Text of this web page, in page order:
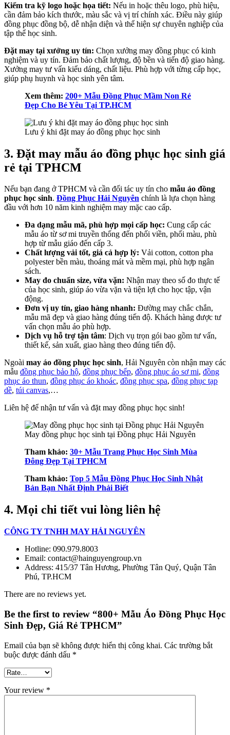
Kiểm tra kỹ logo hoặc họa tiết: Nếu in hoặc thêu logo, phù hiệu,
cần đảm bảo kích thước, màu sắc và vị trí chính xác. Điều này giúp
đồng phục đồng bộ, dễ nhận diện và thể hiện sự chuyên nghiệp của
tập thể học sinh.
Đặt may tại xưởng uy tín: Chọn xưởng may đồng phục có kinh
nghiệm và uy tín. Đảm bảo chất lượng, độ bền và tiến độ giao hàng.
Xưởng may tư vấn kiểu dáng, chất liệu. Phù hợp với từng cấp học,
giúp phụ huynh và học sinh yên tâm.
Xem thêm: 200+ Mẫu Đồng Phục Mầm Non Rẻ
Đẹp Cho Bé Yêu Tại TP.HCM
Lưu ý khi đặt may áo đồng phục học sinh
3. Đặt may mẫu áo đồng phục học sinh giá
rẻ tại TPHCM
Nếu bạn đang ở TPHCM và cần đối tác uy tín cho mẫu áo đồng
phục học sinh. Đồng Phục Hải Nguyên chính là lựa chọn hàng
đầu với hơn 10 năm kinh nghiệm may mặc cao cấp.
Đa dạng mẫu mã, phù hợp mọi cấp học: Cung cấp các
mẫu áo từ sơ mi truyền thống đến phối viền, phối màu, phù
hợp từ mẫu giáo đến cấp 3.
Chất lượng vải tốt, giá cả hợp lý: Vải cotton, cotton pha
polyester bền màu, thoáng mát và mềm mại, phù hợp ngân
sách.
May đo chuẩn size, vừa vặn: Nhận may theo số đo thực tế
của học sinh, giúp áo vừa vặn và tiện lợi cho học tập, vận
động.
Đơn vị uy tín, giao hàng nhanh: Đường may chắc chắn,
mẫu mã đẹp và giao hàng đúng tiến độ. Khách hàng được tư
vấn chọn mẫu áo phù hợp.
Dịch vụ hỗ trợ tận tâm: Dịch vụ trọn gói bao gồm tư vấn,
thiết kế, sản xuất, giao hàng theo đúng tiến độ.
Ngoài may áo đồng phục học sinh, Hải Nguyên còn nhận may các
mẫu đồng phục bảo hộ, đồng phục bếp, đồng phục áo sơ mi, đồng
phục áo thun, đồng phục áo khoác, đồng phục spa, đồng phục tạp
dề, túi canvas,…
Liên hệ để nhận tư vấn và đặt may đồng phục học sinh!
May đồng phục học sinh tại Đồng phục Hải Nguyên
Tham khảo: 30+ Mẫu Trang Phục Học Sinh Mùa
Đông Đẹp Tại TPHCM
Tham khảo: Top 5 Mẫu Đồng Phục Học Sinh Nhật
Bản Bạn Nhất Định Phải Biết
4. Mọi chi tiết vui lòng liên hệ
CÔNG TY TNHH MAY HẢI NGUYÊN
Hotline: 090.979.8003
Email: contact@hainguyengroup.vn
Address: 415/37 Tân Hương, Phường Tân Quý, Quận Tân
Phú, TP.HCM
There are no reviews yet.
Be the first to review “800+ Mẫu Áo Đồng Phục Học
Sinh Đẹp, Giá Rẻ TPHCM”
Email của bạn sẽ không được hiển thị công khai. Các trường bắt
buộc được đánh dấu *
Your review *